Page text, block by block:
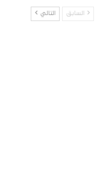
السابق التالي